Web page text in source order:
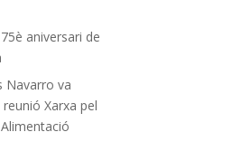
aniversari de
Navarro va
Xarxa pel